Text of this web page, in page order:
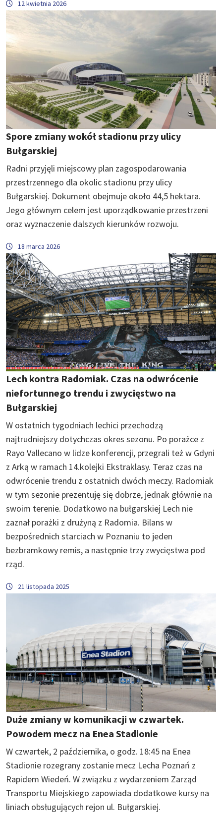
12 kwietnia 2026
Spore zmiany wokół stadionu przy ulicy
Bułgarskiej
Radni przyjęli miejscowy plan zagospodarowania
przestrzennego dla okolic stadionu przy ulicy
Bułgarskiej. Dokument obejmuje około 44,5 hektara.
Jego głównym celem jest uporządkowanie przestrzeni
oraz wyznaczenie dalszych kierunków rozwoju.
18 marca 2026
Lech kontra Radomiak. Czas na odwrócenie
niefortunnego trendu i zwycięstwo na
Bułgarskiej
W ostatnich tygodniach lechici przechodzą
najtrudniejszy dotychczas okres sezonu. Po porażce z
Rayo Vallecano w lidze konferencji, przegrali też w Gdyni
z Arką w ramach 14.kolejki Ekstraklasy. Teraz czas na
odwrócenie trendu z ostatnich dwóch meczy. Radomiak
w tym sezonie prezentuję się dobrze, jednak głównie na
swoim terenie. Dodatkowo na bułgarskiej Lech nie
zaznał porażki z drużyną z Radomia. Bilans w
bezpośrednich starciach w Poznaniu to jeden
bezbramkowy remis, a następnie trzy zwycięstwa pod
rząd.
21 listopada 2025
Duże zmiany w komunikacji w czwartek.
Powodem mecz na Enea Stadionie
W czwartek, 2 października, o godz. 18:45 na Enea
Stadionie rozegrany zostanie mecz Lecha Poznań z
Rapidem Wiedeń. W związku z wydarzeniem Zarząd
Transportu Miejskiego zapowiada dodatkowe kursy na
liniach obsługujących rejon ul. Bułgarskiej.